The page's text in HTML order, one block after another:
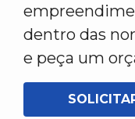
dentro das
e peça um